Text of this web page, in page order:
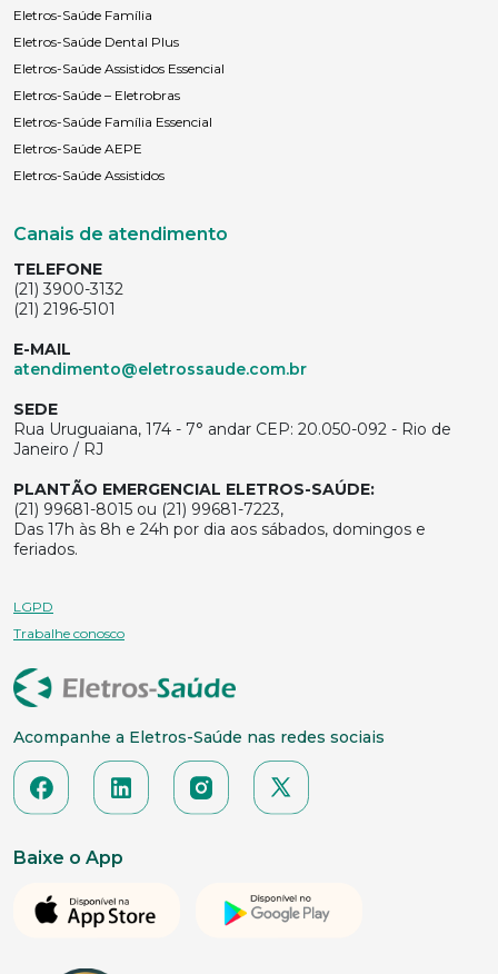
Eletros-Saúde Família
Eletros-Saúde Dental Plus
Eletros-Saúde Assistidos Essencial
Eletros-Saúde – Eletrobras
Eletros-Saúde Família Essencial
Eletros-Saúde AEPE
Eletros-Saúde Assistidos
Canais de atendimento
TELEFONE
(21) 3900-3132
(21) 2196-5101
E-MAIL
atendimento@eletrossaude.com.br
SEDE
Rua Uruguaiana, 174 - 7° andar CEP: 20.050-092 - Rio de
Janeiro / RJ
PLANTÃO EMERGENCIAL ELETROS-SAÚDE:
(21) 99681-8015 ou (21) 99681-7223,
Das 17h às 8h e 24h por dia aos sábados, domingos e
feriados.
LGPD
Trabalhe conosco
Acompanhe a Eletros-Saúde nas redes sociais
Baixe o App